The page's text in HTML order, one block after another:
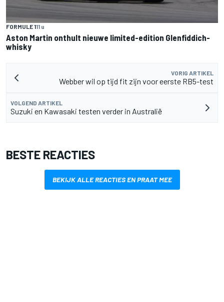
FORMULE 111 u
Aston Martin onthult nieuwe limited-edition Glenfiddich-
whisky
VORIG ARTIKEL
Webber wil op tijd fit zijn voor eerste RB5-test
VOLGEND ARTIKEL
Suzuki en Kawasaki testen verder in Australië
BESTE REACTIES
BEKIJK ALLE REACTIES EN PRAAT MEE